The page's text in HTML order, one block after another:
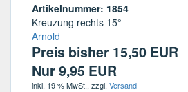
Artikelnummer: 1854
Kreuzung rechts 15°
Arnold
Preis bisher 15,50 EUR
Nur 9,95 EUR
inkl. 19 % MwSt., zzgl. Versand